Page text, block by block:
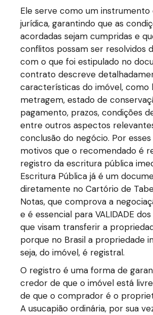
Ele serve como um instrumento
jurídica, garantindo que as
acordadas sejam cumpridas e
conflitos possam ser resolvidos
com o que foi estipulado no
contrato descreve
características do imóvel, como
metragem, estado de
pagamento, prazos, condições
entre outros aspectos
conclusão do negócio. Por
motivos que o recomendado é
registro da escritura pública
Escritura Pública já é um
diretamente no Cartório de
Notas, que comprova a
e é essencial para VALIDADE
que visam transferir a
porque no Brasil a propriedade
seja, do imóvel, é registral.
O registro é uma forma de
credor de que o imóvel está
de que o comprador é o
A usucapião ordinária, por sua